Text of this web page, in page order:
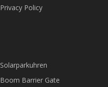
Privacy Policy
Solarparkuhren
Boom Barrier Gate